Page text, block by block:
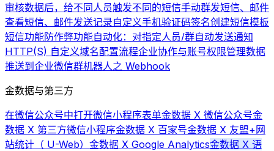
审核数据后，给不同人员触发不同的短信手动群发短信、邮件
查看短信、邮件发送记录自定义手机验证码签名创建短信模板
短信功能防作弊功能自动化：对指定人员/群自动发送通知
HTTP(S) 自定义域名配置流程企业协作与账号权限管理数据
推送到企业微信群机器人之 Webhook
金数据与第三方
在微信公众号中打开微信小程序表单金数据 X 微信公众号金
数据 X 第三方微信小程序金数据 X 百家号金数据 X 友盟+网
站统计（ U-Web） 金数据 X Google Analytics金数据 X 语